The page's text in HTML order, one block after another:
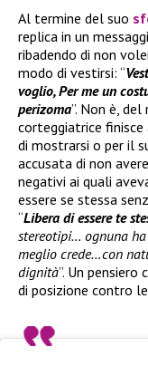
Al termine del suo
replica in un
ribadendo di non
modo di vestirsi: “
voglio, Per me un
perizoma”. Non è,
corteggiatrice
di mostrarsi o per il
accusata di non
negativi ai quali
essere se stessa
“Libera di essere te
stereotipi… ognuna
meglio crede…con
dignità”. Un
di posizione contro